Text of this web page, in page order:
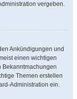
vergeben.
Ankündigungen und
einen wichtigen
Bekanntmachungen
Themen erstellen
Administration ein.